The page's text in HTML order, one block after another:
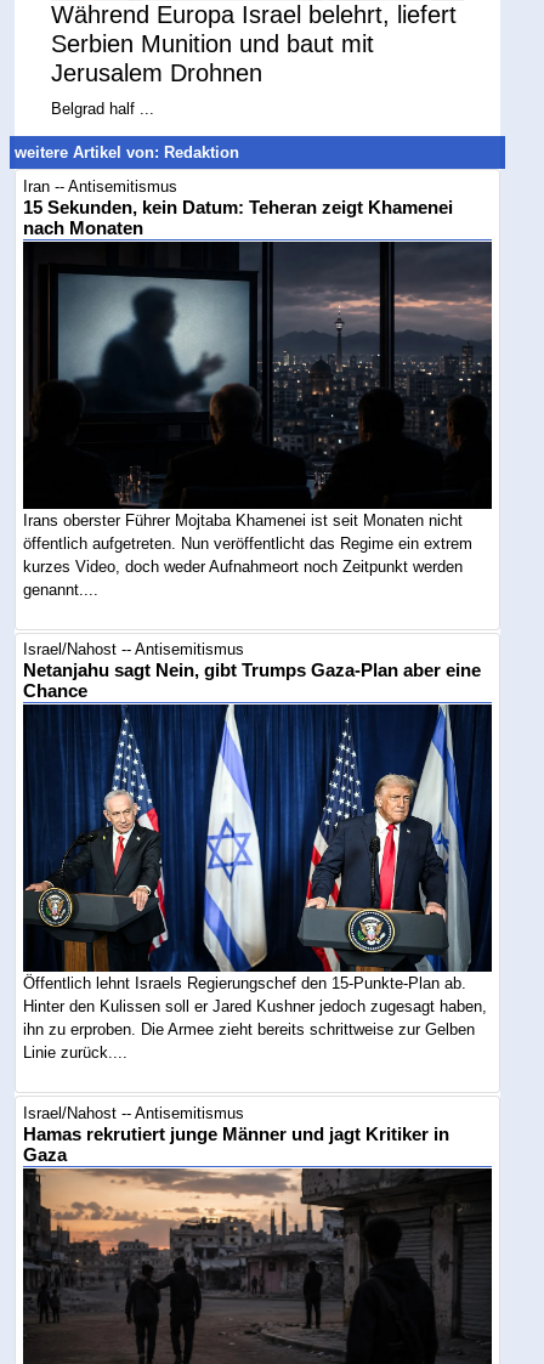
Während Europa Israel belehrt, liefert
Serbien Munition und baut mit
Jerusalem Drohnen
Belgrad half ...
weitere Artikel von: Redaktion
Iran -- Antisemitismus
15 Sekunden, kein Datum: Teheran zeigt Khamenei
nach Monaten
Irans oberster Führer Mojtaba Khamenei ist seit Monaten nicht
öffentlich aufgetreten. Nun veröffentlicht das Regime ein extrem
kurzes Video, doch weder Aufnahmeort noch Zeitpunkt werden
genannt....
Israel/Nahost -- Antisemitismus
Netanjahu sagt Nein, gibt Trumps Gaza-Plan aber eine
Chance
Öffentlich lehnt Israels Regierungschef den 15-Punkte-Plan ab.
Hinter den Kulissen soll er Jared Kushner jedoch zugesagt haben,
ihn zu erproben. Die Armee zieht bereits schrittweise zur Gelben
Linie zurück....
Israel/Nahost -- Antisemitismus
Hamas rekrutiert junge Männer und jagt Kritiker in
Gaza